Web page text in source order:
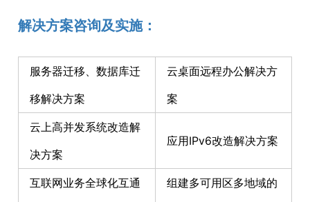
解决方案咨询及实施：
服务器迁移、数据库迁
移解决方案
云桌面远程办公解决方
案
云上高并发系统改造解
决方案
应用IPv6改造解决方案
互联网业务全球化互通
组建多可用区多地域的